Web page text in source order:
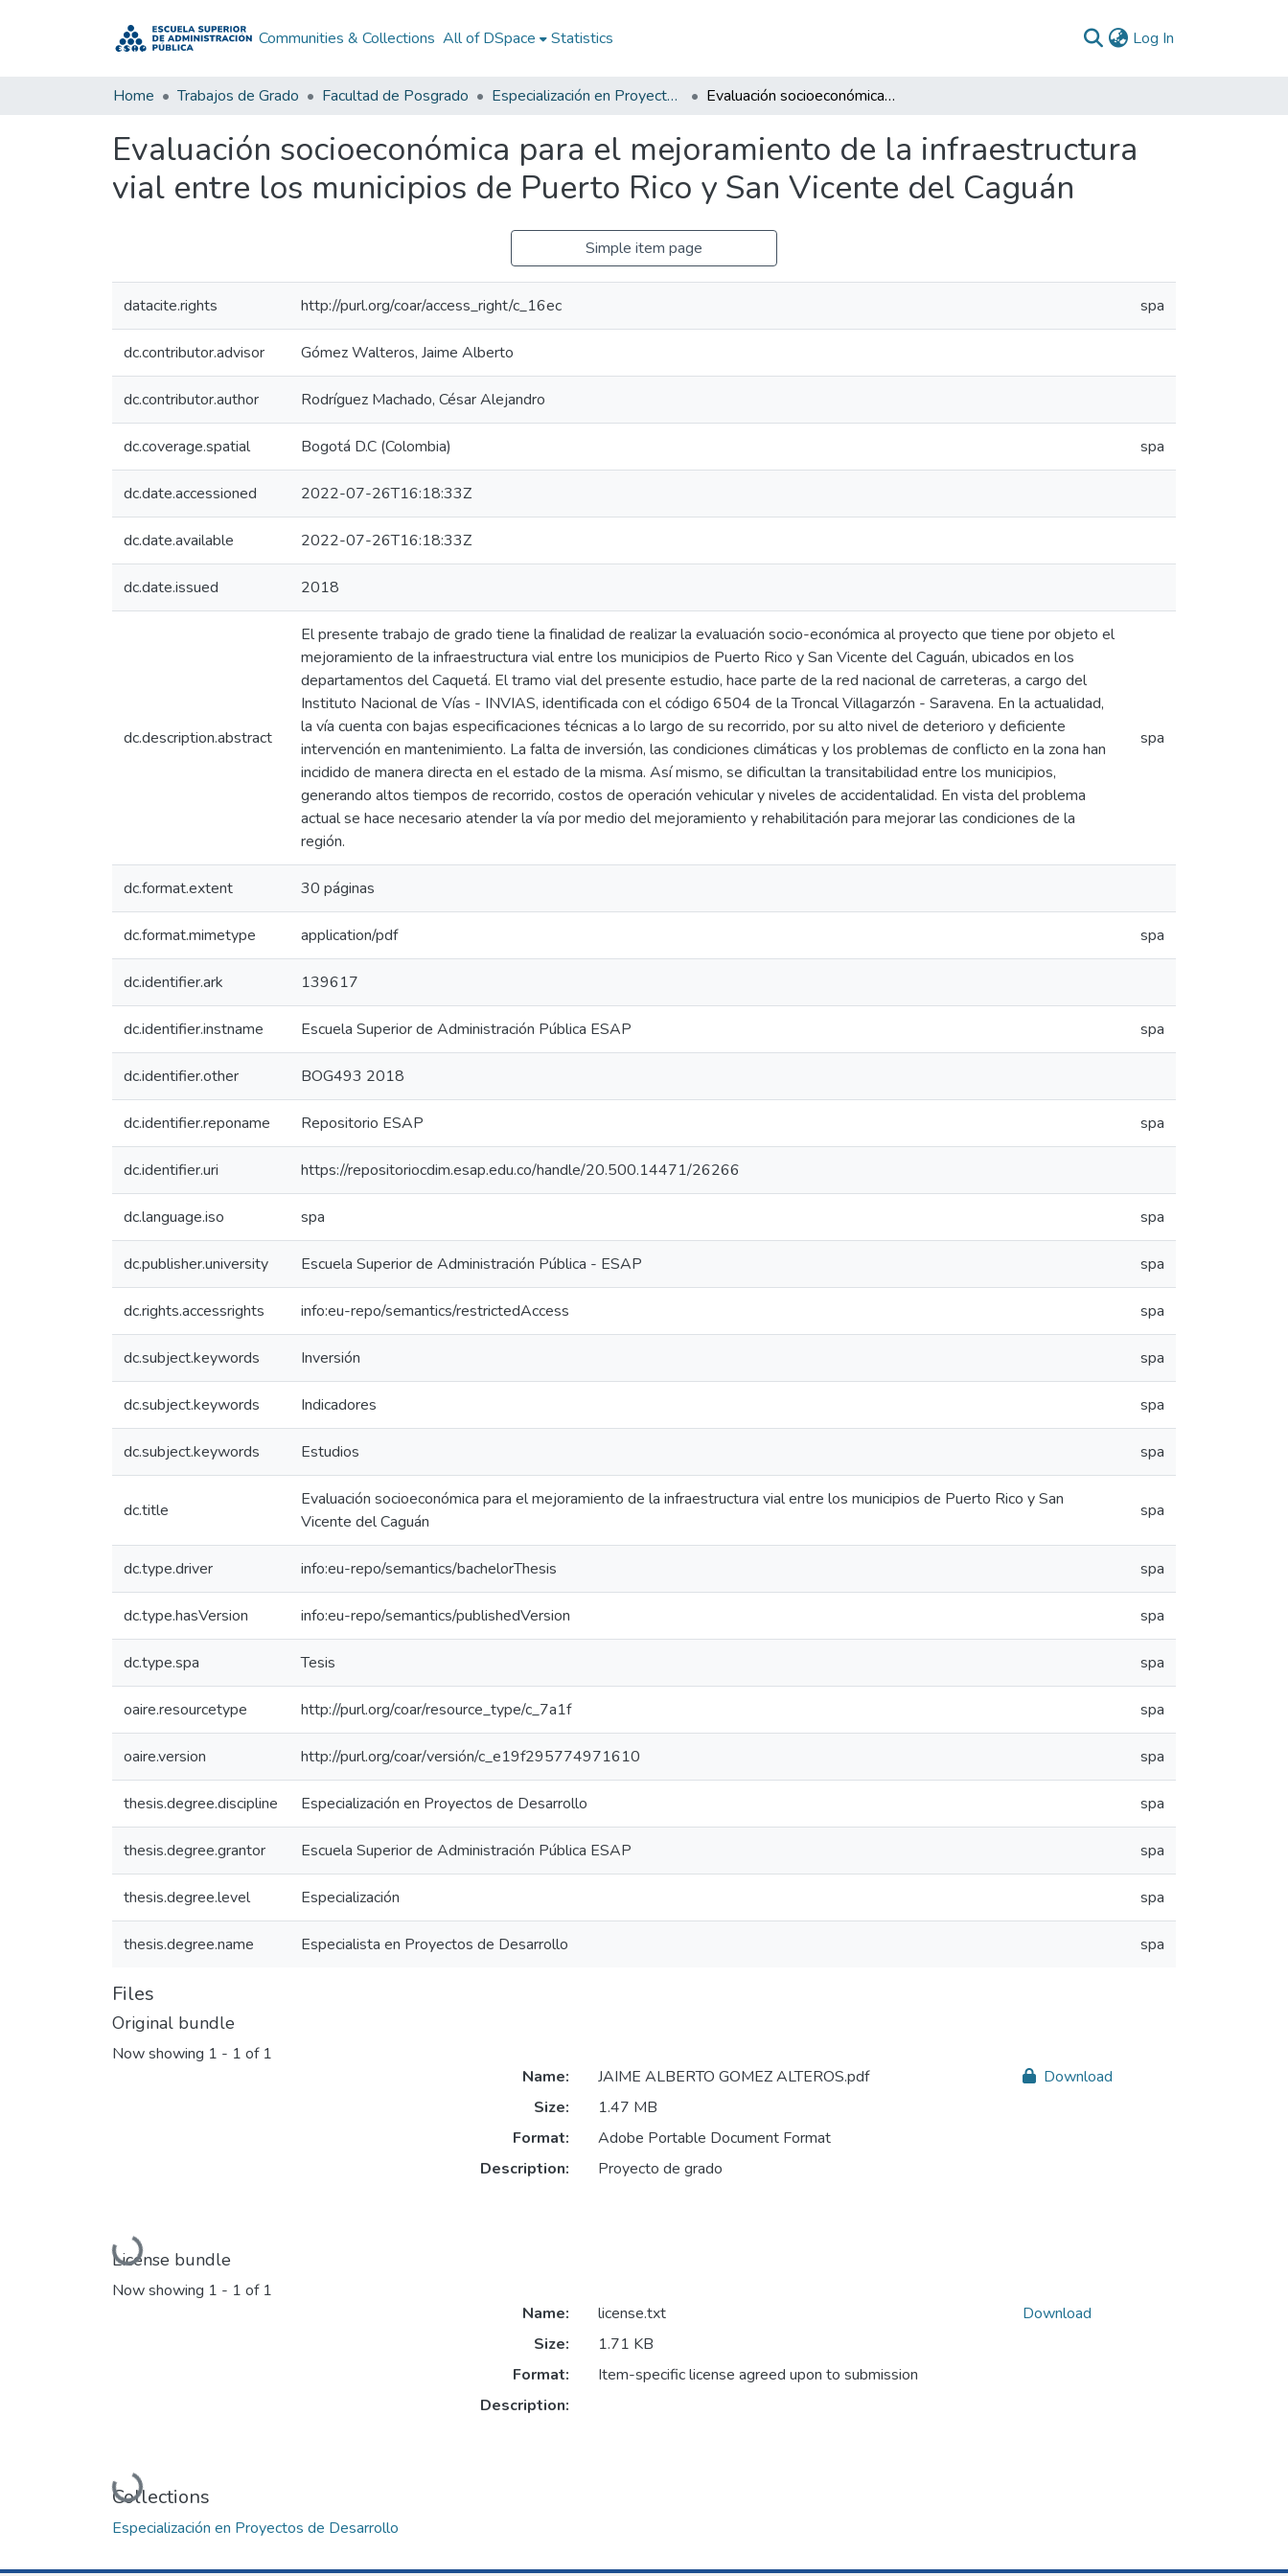
Communities & Collections All of DSpace Statistics Log In
Home Trabajos de Grado Facultad de Posgrado Especialización en Proyectos de Desarrollo Evaluación socioeconómica para el mejoramiento de la infraestructura vial entre los municipios de Puerto Rico y San Vicente del Caguán
Evaluación socioeconómica para el mejoramiento de la infraestructura
vial entre los municipios de Puerto Rico y San Vicente del Caguán
Simple item page
datacite.rights http://purl.org/coar/access_right/c_16ec spa
dc.contributor.advisor Gómez Walteros, Jaime Alberto
dc.contributor.author Rodríguez Machado, César Alejandro
dc.coverage.spatial Bogotá D.C (Colombia) spa
dc.date.accessioned 2022-07-26T16:18:33Z
dc.date.available 2022-07-26T16:18:33Z
dc.date.issued 2018
dc.description.abstract
El presente trabajo de grado tiene la finalidad de realizar la evaluación socio-económica al proyecto que tiene por objeto el
mejoramiento de la infraestructura vial entre los municipios de Puerto Rico y San Vicente del Caguán, ubicados en los
departamentos del Caquetá. El tramo vial del presente estudio, hace parte de la red nacional de carreteras, a cargo del
Instituto Nacional de Vías - INVIAS, identificada con el código 6504 de la Troncal Villagarzón - Saravena. En la actualidad,
la vía cuenta con bajas especificaciones técnicas a lo largo de su recorrido, por su alto nivel de deterioro y deficiente
intervención en mantenimiento. La falta de inversión, las condiciones climáticas y los problemas de conflicto en la zona han
incidido de manera directa en el estado de la misma. Así mismo, se dificultan la transitabilidad entre los municipios,
generando altos tiempos de recorrido, costos de operación vehicular y niveles de accidentalidad. En vista del problema
actual se hace necesario atender la vía por medio del mejoramiento y rehabilitación para mejorar las condiciones de la
región.
spa
dc.format.extent 30 páginas
dc.format.mimetype application/pdf spa
dc.identifier.ark 139617
dc.identifier.instname Escuela Superior de Administración Pública ESAP spa
dc.identifier.other BOG493 2018
dc.identifier.reponame Repositorio ESAP spa
dc.identifier.uri https://repositoriocdim.esap.edu.co/handle/20.500.14471/26266
dc.language.iso spa spa
dc.publisher.university Escuela Superior de Administración Pública - ESAP spa
dc.rights.accessrights info:eu-repo/semantics/restrictedAccess spa
dc.subject.keywords Inversión spa
dc.subject.keywords Indicadores spa
dc.subject.keywords Estudios spa
dc.title
Evaluación socioeconómica para el mejoramiento de la infraestructura vial entre los municipios de Puerto Rico y San
Vicente del Caguán
spa
dc.type.driver info:eu-repo/semantics/bachelorThesis spa
dc.type.hasVersion info:eu-repo/semantics/publishedVersion spa
dc.type.spa Tesis spa
oaire.resourcetype http://purl.org/coar/resource_type/c_7a1f spa
oaire.version http://purl.org/coar/versión/c_e19f295774971610 spa
thesis.degree.discipline Especialización en Proyectos de Desarrollo spa
thesis.degree.grantor Escuela Superior de Administración Pública ESAP spa
thesis.degree.level Especialización spa
thesis.degree.name Especialista en Proyectos de Desarrollo spa
Files
Original bundle
Now showing 1 - 1 of 1
Loading...
Name:
JAIME ALBERTO GOMEZ ALTEROS.pdf
Size:
1.47 MB
Format:
Adobe Portable Document Format
Description:
Proyecto de grado
Download
License bundle
Now showing 1 - 1 of 1
Loading...
Name:
license.txt
Size:
1.71 KB
Format:
Item-specific license agreed upon to submission
Description:
Download
Collections
Especialización en Proyectos de Desarrollo